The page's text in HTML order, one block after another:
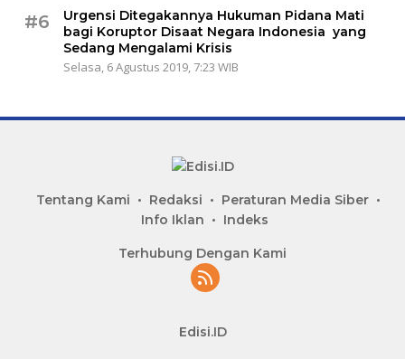
#6
Urgensi Ditegakannya Hukuman Pidana Mati
bagi Koruptor Disaat Negara Indonesia yang
Sedang Mengalami Krisis
Selasa, 6 Agustus 2019, 7:23 WIB
Tentang Kami Redaksi
Peraturan Media Siber
Info Iklan
Indeks
Terhubung Dengan Kami
Edisi.ID